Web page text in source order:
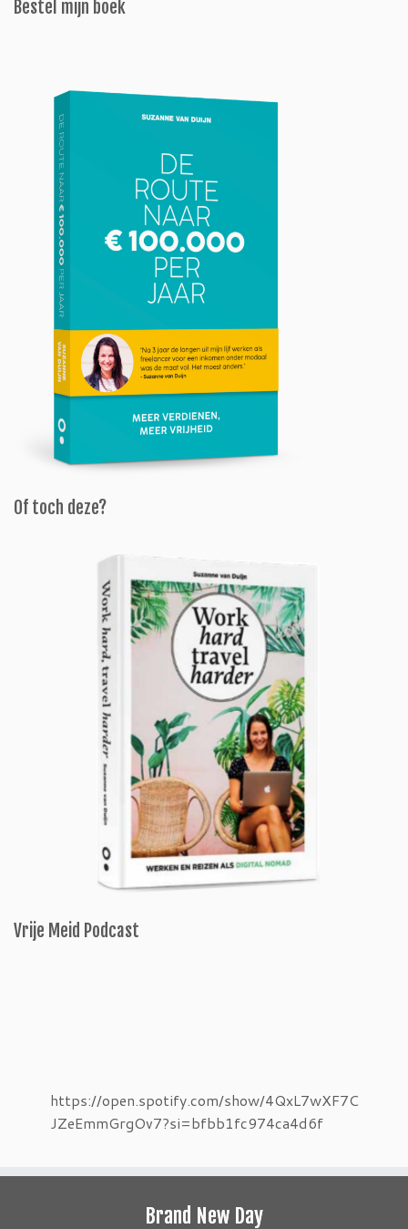
Bestel mijn boek
Of toch deze?
Vrije Meid Podcast
https://open.spotify.com/show/4QxL7wXF7C
JZeEmmGrgOv7?si=bfbb1fc974ca4d6f
Brand New Day